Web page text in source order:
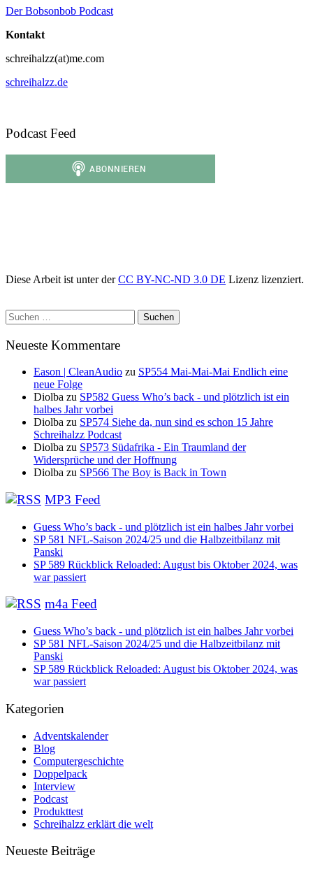
Der Bobsonbob Podcast
Kontakt
schreihalzz(at)me.com
schreihalzz.de
Podcast Feed
Diese Arbeit ist unter derCC BY-NC-ND 3.0 DE Lizenz lizenziert.
Suchen
nach:
Neueste Kommentare
Eason | CleanAudio zu SP554 Mai-Mai-Mai Endlich eine
neue Folge
Diolba zu SP582 Guess Who’s back - und plötzlich ist ein
halbes Jahr vorbei
Diolba zu SP574 Siehe da, nun sind es schon 15 Jahre
Schreihalzz Podcast
Diolba zu SP573 Südafrika - Ein Traumland der
Widersprüche und der Hoffnung
Diolba zu SP566 The Boy is Back in Town
MP3 Feed
Guess Who’s back - und plötzlich ist ein halbes Jahr vorbei
SP 581 NFL-Saison 2024/25 und die Halbzeitbilanz mit
Panski
SP 589 Rückblick Reloaded: August bis Oktober 2024, was
war passiert
m4a Feed
Guess Who’s back - und plötzlich ist ein halbes Jahr vorbei
SP 581 NFL-Saison 2024/25 und die Halbzeitbilanz mit
Panski
SP 589 Rückblick Reloaded: August bis Oktober 2024, was
war passiert
Kategorien
Adventskalender
Blog
Computergeschichte
Doppelpack
Interview
Podcast
Produkttest
Schreihalzz erklärt die welt
Neueste Beiträge